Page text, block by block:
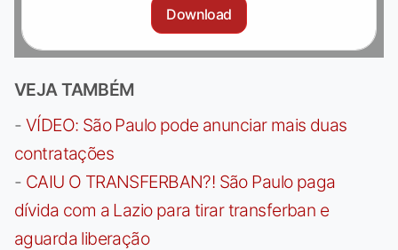
Download
VEJA TAMBÉM
- VÍDEO: São Paulo pode anunciar mais duas
contratações
- CAIU O TRANSFERBAN?! São Paulo paga
dívida com a Lazio para tirar transferban e
aguarda liberação